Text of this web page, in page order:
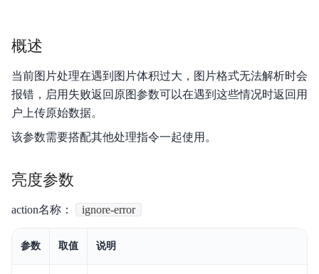
储
功能发布记录
概述
当前图片处理在遇到图片体积过大，图片格式无法解析时会
报错，启用失败返回原图参数可以在遇到这些情况时返回用
户上传原始数据。
该参数需要搭配其他处理指令一起使用。
亮度参数
action名称： ignore-error
参数 取值 说明